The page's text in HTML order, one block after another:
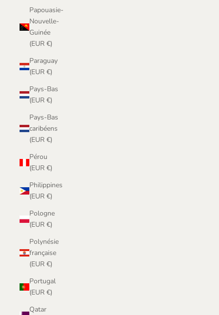
Papouasie-
Nouvelle-
Guinée
(EUR €)
Paraguay
(EUR €)
Pays-Bas
(EUR €)
Pays-Bas
caribéens
(EUR €)
Pérou
(EUR €)
Philippines
(EUR €)
Pologne
(EUR €)
Polynésie
française
(EUR €)
Portugal
(EUR €)
Qatar